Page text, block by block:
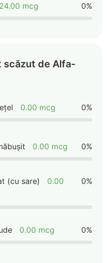
24.00 mcg 0%
scăzut de Alfa-
0.00 mcg 0%
0.00 mcg 0%
(cu sare)
0.00
0%
0.00 mcg 0%